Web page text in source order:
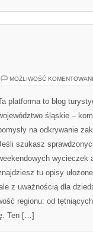
MOŻLIWOŚĆ
platforma to blog
śląskie –
na odkrywanie
szukasz
wycieczek
tu opisy
z uważnością dla
regionu: od
Ten […]